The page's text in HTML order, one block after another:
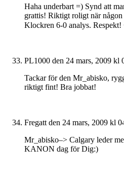
Haha underbart =) Synd att
grattis! Riktigt roligt när
Klockren 6-0 analys. Respekt!
PL1000 den 24 mars, 2009 kl
Tackar för den Mr_abisko,
riktigt fint! Bra jobbat!
Fregatt den 24 mars, 2009 kl
Mr_abisko–> Calgary leder
KANON dag för Dig:)